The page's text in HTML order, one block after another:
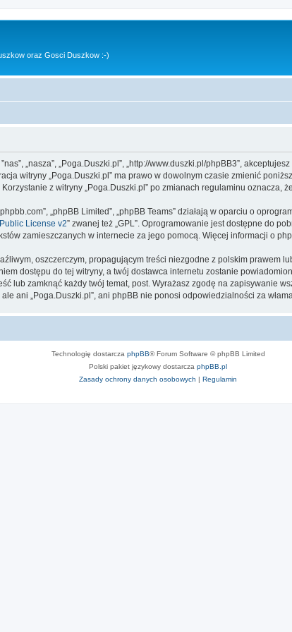
oraz Gosci Duszkow :-)
„nasza”, „Poga.Duszki.pl”, „http://www.duszki.pl/phpBB3”,
witryny „Poga.Duszki.pl” ma prawo w dowolnym czasie zmienić
z witryny „Poga.Duszki.pl” po zmianach regulaminu oznacza,
„phpBB Limited”, „phpBB Teams” działają w oparciu o
License v2” zwanej też „GPL”. Oprogramowanie jest dostępne do
zamieszczanych w internecie za jego pomocą. Więcej informacji o
oszczerczym, propagującym treści niezgodne z polskim prawem
dostępu do tej witryny, a twój dostawca internetu zostanie
lub zamknąć każdy twój temat, post. Wyrażasz zgodę na zapisywanie
ani „Poga.Duszki.pl”, ani phpBB nie ponosi odpowiedzialności za
Technologię dostarcza phpBB® Forum Software © phpBB Limited
Polski pakiet językowy dostarcza phpBB.pl
Zasady ochrony danych osobowych | Regulamin